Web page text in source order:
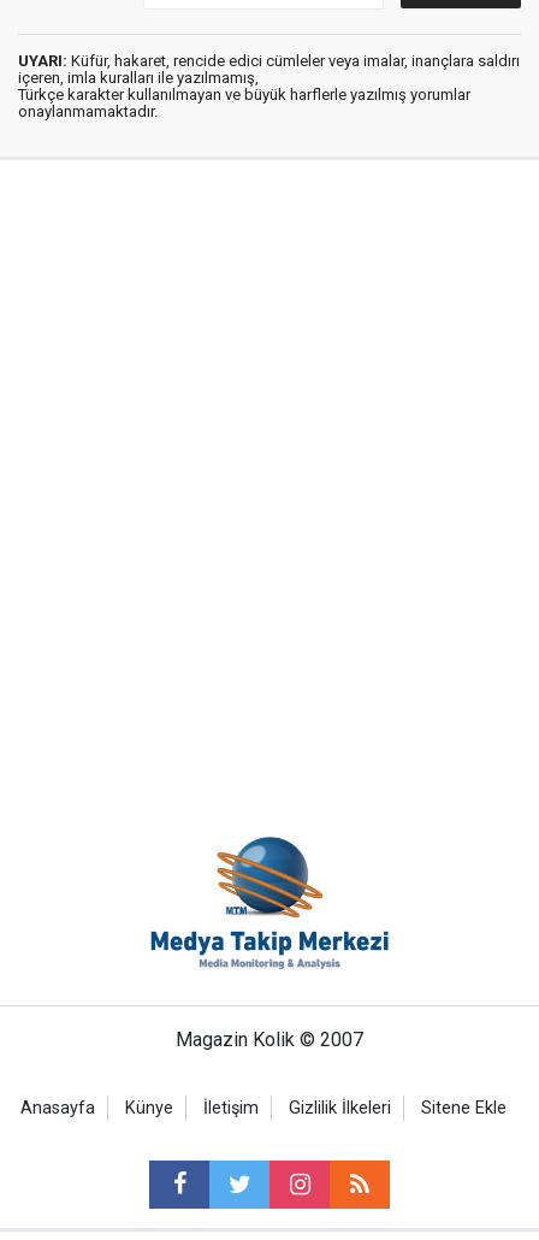
UYARI: Küfür, hakaret, rencide edici cümleler veya imalar, inançlara saldırı
içeren, imla kuralları ile yazılmamış,
Türkçe karakter kullanılmayan ve büyük harflerle yazılmış yorumlar
onaylanmamaktadır.
Magazin Kolik © 2007
Anasayfa Künye İletişim Gizlilik İlkeleri Sitene Ekle